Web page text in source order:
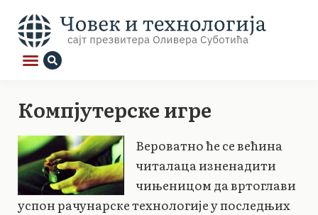
Компјутерске игре
Вероватно ће се већина
читалаца изненадити
чињеницом да вртоглави
успон рачунарске технологије у последњих